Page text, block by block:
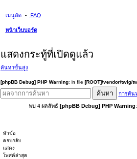
เมนูลัด FAQ
หน้าเว็บบอร์ด
แสดงกระทู้ที่เปิดดูแล้ว
ค้นหาขั้นสูง
[phpBB Debug] PHP Warning: in file [ROOT]/vendor/twig/
ค้นหา การค้น
พบ 4 ผลลัพธ์ [phpBB Debug] PHP Warning
หัวข้อ
ตอบกลับ
แสดง
โพสต์ล่าสุด